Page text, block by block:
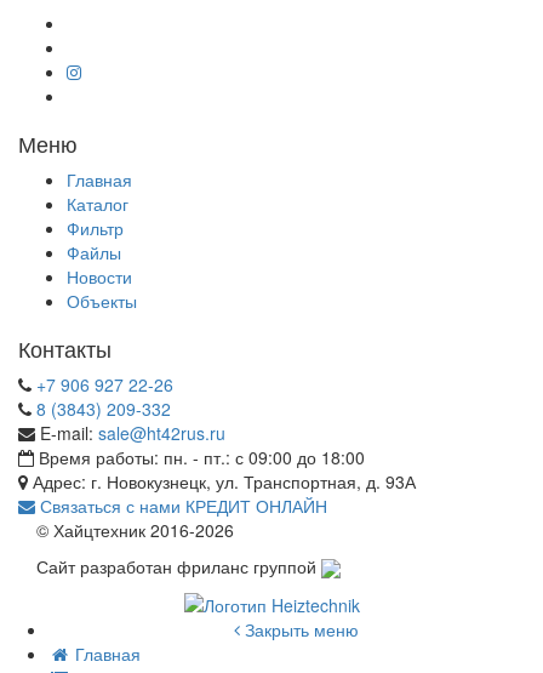
Меню
Главная
Каталог
Фильтр
Файлы
Новости
Объекты
Контакты
+7 906 927 22-26
8 (3843) 209-332
E-mail: sale@ht42rus.ru
Время работы: пн. - пт.: с 09:00 до 18:00
Адрес: г. Новокузнецк, ул. Транспортная, д. 93А
Связаться с нами КРЕДИТ ОНЛАЙН
© Хайцтехник 2016-2026
Сайт разработан фриланс группой
Закрыть меню
Главная